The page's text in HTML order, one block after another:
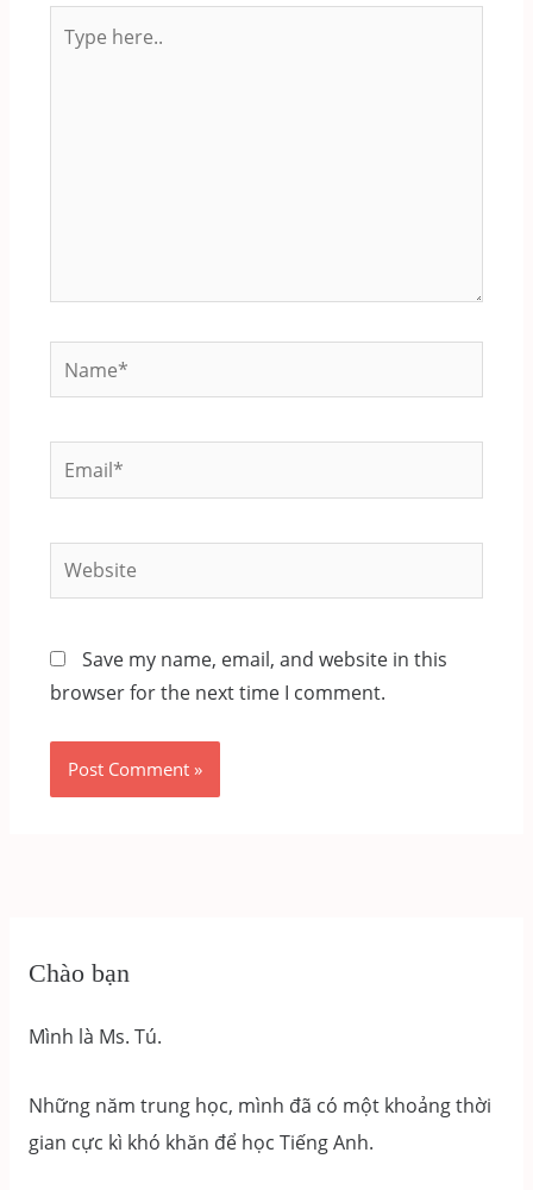
here..
Name*
Email*
Website
Save my name, email, and website in this
browser for the next time I comment.
Chào bạn
Mình là Ms. Tú.
Những năm trung học, mình đã có một khoảng thời
gian cực kì khó khăn để học Tiếng Anh.